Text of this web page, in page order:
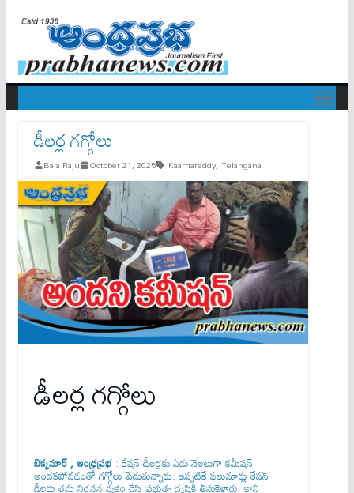
డీల‌ర్ల గ‌గ్గోలు
Bala Raju October 21, 2025 Kaamareddy, Telangana
డీల‌ర్ల గ‌గ్గోలు
బిక్కనూర్ , ఆంధ్రప్రభ: రేష‌న్ డీల‌ర్ల‌కు ఏడు నెల‌లుగా క‌మీష‌న్
అంద‌క‌పోవ‌డంతో గ‌గ్గోలు పెడుతున్నారు. ఇప్ప‌టికే ప‌లుమార్లు రేష‌న్
డీల‌ర్లు త‌మ నిర‌స‌న వ్య‌క్తం చేసి ప్ర‌భుత్వ దృష్టికి తీసుకెళ్లారు. కానీ